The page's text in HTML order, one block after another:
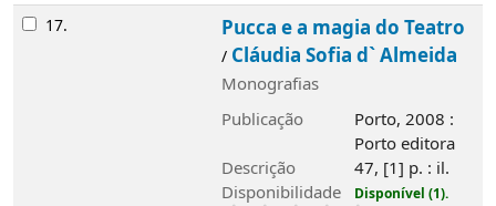
17. Pucca e a magia do Teatro
/ Cláudia Sofia d` Almeida
Monografias
Publicação
Porto, 2008 :
Porto editora
Descrição
47, [1] p. : il.
Disponibilidade
Disponível (1).